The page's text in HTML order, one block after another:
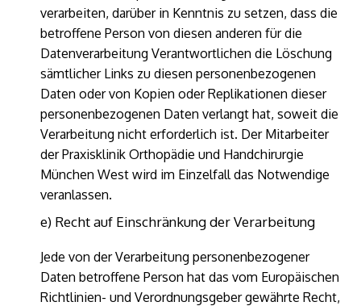
verarbeiten, darüber in Kenntnis zu setzen, dass die
betroffene Person von diesen anderen für die
Datenverarbeitung Verantwortlichen die Löschung
sämtlicher Links zu diesen personenbezogenen
Daten oder von Kopien oder Replikationen dieser
personenbezogenen Daten verlangt hat, soweit die
Verarbeitung nicht erforderlich ist. Der Mitarbeiter
der Praxisklinik Orthopädie und Handchirurgie
München West wird im Einzelfall das Notwendige
veranlassen.
e) Recht auf Einschränkung der Verarbeitung
Jede von der Verarbeitung personenbezogener
Daten betroffene Person hat das vom Europäischen
Richtlinien- und Verordnungsgeber gewährte Recht,